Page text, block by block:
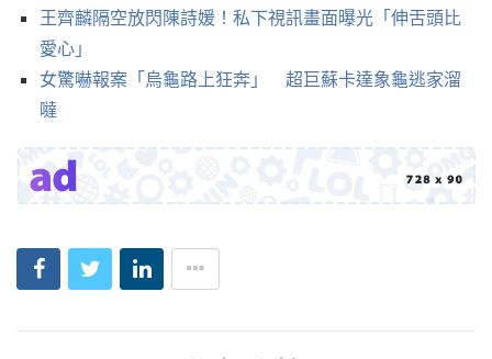
王齊麟隔空放閃陳詩媛！私下視訊畫面曝光「伸舌頭比
愛心」
女驚嚇報案「烏龜路上狂奔」 超巨蘇卡達象龜逃家溜
噠